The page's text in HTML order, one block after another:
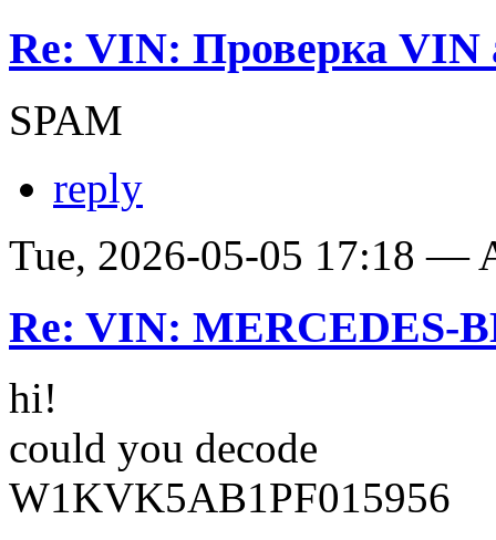
Re: VIN: Проверка VIN
SPAM
reply
Tue, 2026-05-05 17:18 —
Re: VIN: MERCEDES-
hi!
could you decode
W1KVK5AB1PF015956